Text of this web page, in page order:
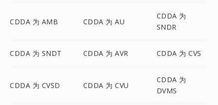
CDDA 为 AMB CDDA 为 AU
CDDA 为
SNDR
CDDA 为 SNDT CDDA 为 AVR CDDA 为 CVS
CDDA 为 CVSD CDDA 为 CVU
CDDA 为
DVMS